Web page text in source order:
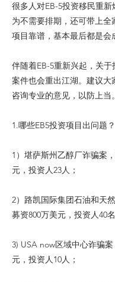
很多人对EB-5投资移民重
为不需要排期，还可带上全
项目靠谱，基本最后都是会
伴随着EB-5重新兴起，关
案件也会重出江湖。建议大
咨询专业的意见，以防上当。
1.哪些EB5投资项目出问题？
1）堪萨斯州乙醇厂诈骗案
元，投资人23人；
2）路凯国际集团石油和天
募资800万美元，投资人40名
3) USA now区域中心诈骗
元，投资人10人；